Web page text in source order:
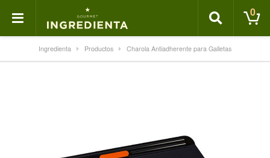
0
Ingredienta Productos Charola Antiadherente para Galletas